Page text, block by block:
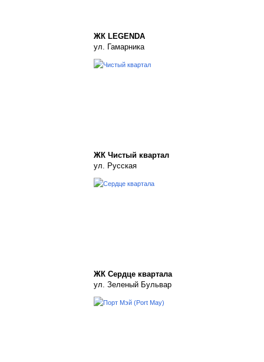
ЖК LEGENDA
ул. Гамарника
ЖК Чистый квартал
ул. Русская
ЖК Сердце квартала
ул. Зеленый Бульвар